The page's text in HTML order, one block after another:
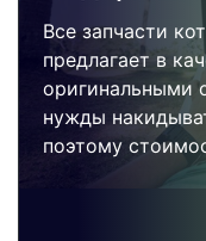
Все запчасти
предлагает в
оригинальными
нужды
поэтому